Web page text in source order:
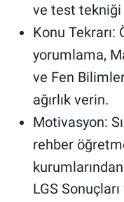
ve test
Konu Tekrarı:
yorumlama,
ve Fen
ağırlık verin.
Motivasyon:
rehber
LGS